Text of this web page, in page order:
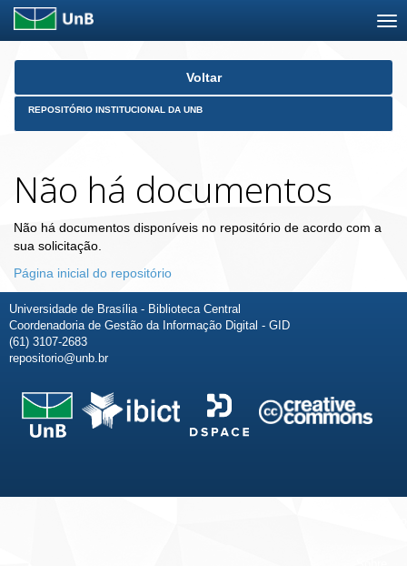
Skip
Voltar
REPOSITÓRIO INSTITUCIONAL DA UNB
Não há documentos
Não há documentos disponíveis no repositório de acordo com a
sua solicitação.
Página inicial do repositório
Universidade de Brasília - Biblioteca Central
Coordenadoria de Gestão da Informação Digital - GID
(61) 3107-2683
repositorio@unb.br